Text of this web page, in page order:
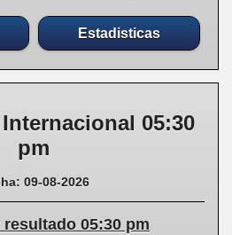
Estadisticas
05:30
pm
09-08-2026
05:30 pm